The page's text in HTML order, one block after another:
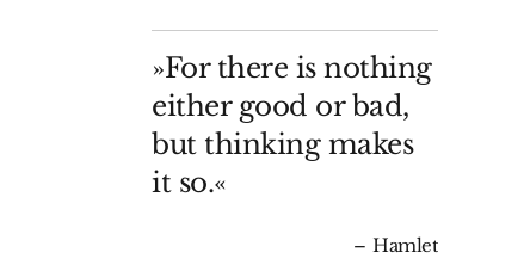
»For there is nothing
either good or bad,
but thinking makes
it so.«
Hamlet